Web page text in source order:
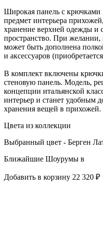
Широкая панель с крючками
предмет интерьера
хранение верхней одежды и
пространство. При
может быть дополнена
и аксессуаров
В комплект включены
стеновую панель. Модель,
концепции итальянской
интерьер и станет удобным
хранения вещей в прихожей.
Цвета из коллекции
Выбранный цвет - Берген
Ближайшие Шоурумы в
Добавить в корзину 22 320 ₽